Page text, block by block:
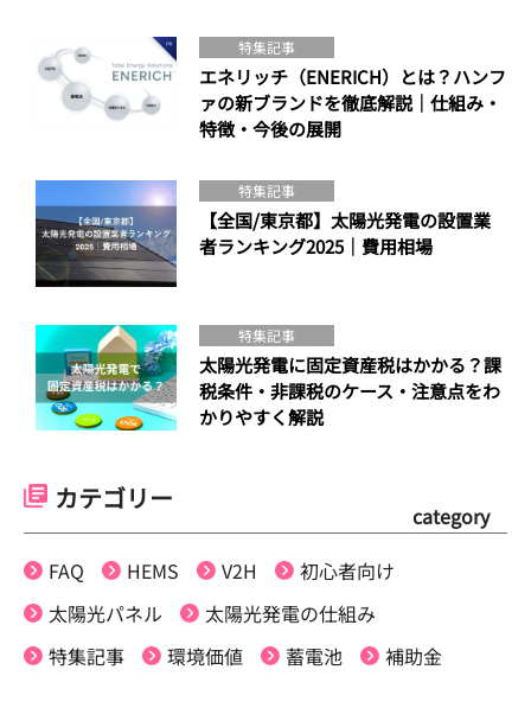
カテゴリー
category
FAQ
HEMS V2H
初心者向け
太陽光パネル
太陽光発電の仕組み
特集記事
環境価値 蓄電池 補助金
特集記事
エネリッチ（ENERICH）とは？ハンフ
ァの新ブランドを徹底解説｜仕組み・
特徴・今後の展開
特集記事
【全国/東京都】太陽光発電の設置業
者ランキング2025｜費用相場
特集記事
太陽光発電に固定資産税はかかる？課
税条件・非課税のケース・注意点をわ
かりやすく解説